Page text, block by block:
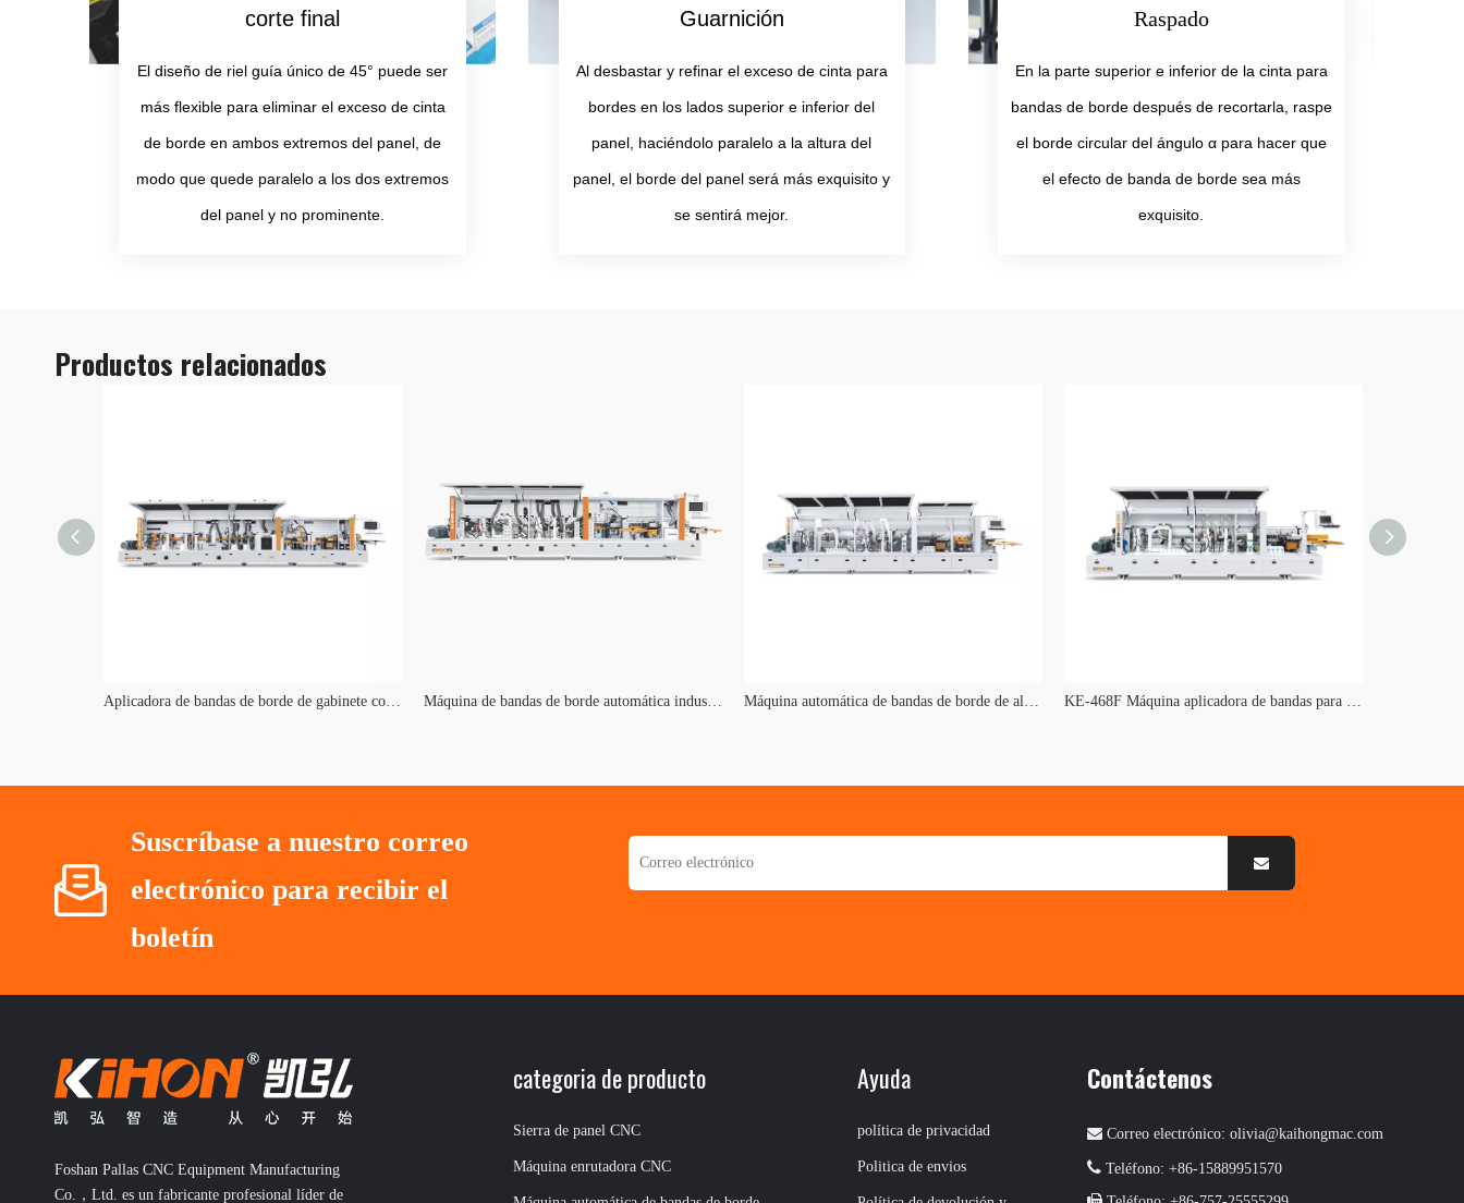
corte final
El diseño de riel guía único de 45° puede ser
más flexible para eliminar el exceso de cinta
de borde en ambos extremos del panel, de
modo que quede paralelo a los dos extremos
del panel y no prominente.
Guarnición
Al desbastar y refinar el exceso de cinta para
bordes en los lados superior e inferior del
panel, haciéndolo paralelo a la altura del
panel, el borde del panel será más exquisito y
se sentirá mejor.
Raspado
En la parte superior e inferior de la cinta para
bandas de borde después de recortarla, raspe
el borde circular del ángulo α para hacer que
el efecto de banda de borde sea más
exquisito.
Productos relacionados
Aplicadora de bandas de borde de gabinete con recipiente de pegamento doble KE668JS Máquina de bandas de borde automática industrial KE-568JS Máquina automática de bandas de borde de alta velocidad KE-468J KE-468F Máquina aplicadora de bandas para bordes de gabinetes con olla de una sola pista
Suscríbase a nuestro correo
electrónico para recibir el
boletín
Foshan Pallas CNC Equipment Manufacturing
Co.，Ltd. es un fabricante profesional líder de
categoria de producto
Sierra de panel CNC
Máquina enrutadora CNC
Ayuda
política de privacidad
Politica de envios
Contáctenos
Correo electrónico: olivia@kaihongmac.com
Teléfono: +86-15889951570